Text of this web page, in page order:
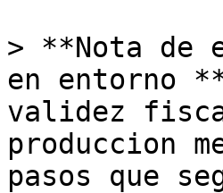
> **Nota de
en entorno
validez
produccion
pasos que